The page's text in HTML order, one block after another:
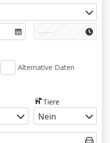
Alternative Daten
Tiere